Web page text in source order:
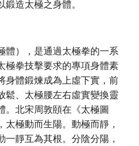
造太極之身體。
體），是通過太極拳的一系
極拳技擊要求的專項身體素
身體鍛煉成為上虛下實，前
鬆、太極腰左右虛實變換靈
。北宋周敦頤在《太極圖
極動而生陽。動極而靜，
靜互為其根。分陰分陽，